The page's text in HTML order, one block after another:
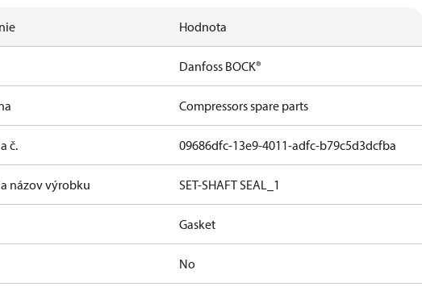
Hodnota
Danfoss BOCK®
Compressors spare parts
č. 09686dfc-13e9-4011-adfc-b79c5d3dcfba
názov výrobku SET-SHAFT SEAL_1
Gasket
No